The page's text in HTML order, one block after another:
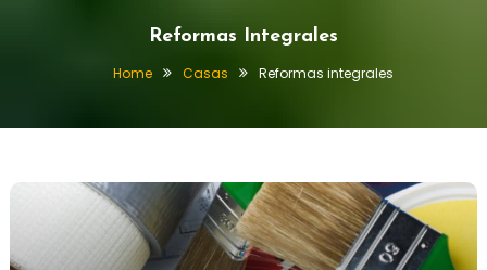
Reformas Integrales
Home Casas Reformas integrales